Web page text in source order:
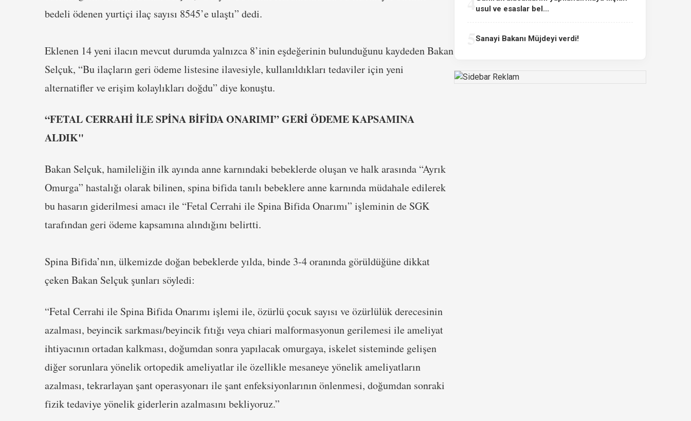
bedeli ödenen yurtiçi ilaç sayısı 8545’e ulaştı” dedi.
Eklenen 14 yeni ilacın mevcut durumda yalnızca 8’inin eşdeğerinin bulunduğunu kaydeden Bakan
Selçuk, “Bu ilaçların geri ödeme listesine ilavesiyle, kullanıldıkları tedaviler için yeni
alternatifler ve erişim kolaylıkları doğdu” diye konuştu.
“FETAL CERRAHİ İLE SPİNA BİFİDA ONARIMI” GERİ ÖDEME KAPSAMINA
ALDIK"
Bakan Selçuk, hamileliğin ilk ayında anne karnındaki bebeklerde oluşan ve halk arasında “Ayrık
Omurga” hastalığı olarak bilinen, spina bifida tanılı bebeklere anne karnında müdahale edilerek
bu hasarın giderilmesi amacı ile “Fetal Cerrahi ile Spina Bifida Onarımı” işleminin de SGK
tarafından geri ödeme kapsamına alındığını belirtti.
Spina Bifida’nın, ülkemizde doğan bebeklerde yılda, binde 3-4 oranında görüldüğüne dikkat
çeken Bakan Selçuk şunları söyledi:
“Fetal Cerrahi ile Spina Bifida Onarımı işlemi ile, özürlü çocuk sayısı ve özürlülük derecesinin
azalması, beyincik sarkması/beyincik fıtığı veya chiari malformasyonun gerilemesi ile ameliyat
ihtiyacının ortadan kalkması, doğumdan sonra yapılacak omurgaya, iskelet sisteminde gelişen
diğer sorunlara yönelik ortopedik ameliyatlar ile özellikle mesaneye yönelik ameliyatların
azalması, tekrarlayan şant operasyonarı ile şant enfeksiyonlarının önlenmesi, doğumdan sonraki
fizik tedaviye yönelik giderlerin azalmasını bekliyoruz.”
usul ve esaslar bel...
Sanayi Bakanı Müjdeyi verdi!